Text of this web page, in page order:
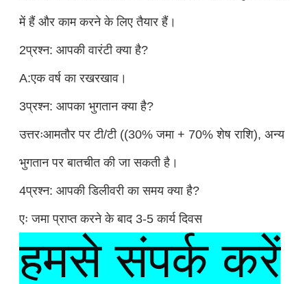
में हैं और काम करने के लिए तैयार हैं।
2प्रश्न: आपकी वारंटी क्या है?
A:एक वर्ष का रखरखाव।
3प्रश्न: आपका भुगतान क्या है?
उत्तरःआमतौर पर टी/टी ((30% जमा + 70% शेष राशि), अन्य
भुगतान पर बातचीत की जा सकती है।
4प्रश्न: आपकी डिलीवरी का समय क्या है?
एः जमा प्राप्त करने के बाद 3-5 कार्य दिवस
हमसे संपर्क करें